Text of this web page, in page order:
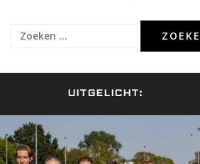
Zoeken
UITGELICHT: